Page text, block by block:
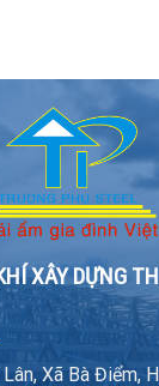
XÂY DỰNG
Xã Bà Điểm,